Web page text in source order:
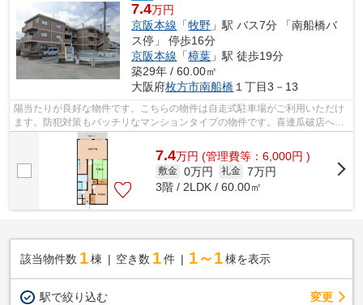
7.4万円
京阪本線 「牧野 」駅 バス7分 「南船橋バ
ス停」 停歩16分
京阪本線 「樟葉 」駅 徒歩19分
築29年 / 60.00㎡
大阪府枚方市南船橋１丁目3－13
陽当たりが良好な物件です。こちらの物件は自走式駐車場がご利用いただけ
ます。防犯対策もバッチリなマンションタイプの物件です。喜連瓜破店への
ご連絡は、こちらの06-6701-8003から...
7.4万円 (管理費等：6,000円 )
敷金 0万円 礼金 7万円
3階 / 2LDK / 60.00㎡
該当物件数 1棟 空き数 1 件 1～1 棟を表示
駅で絞り込む 変更